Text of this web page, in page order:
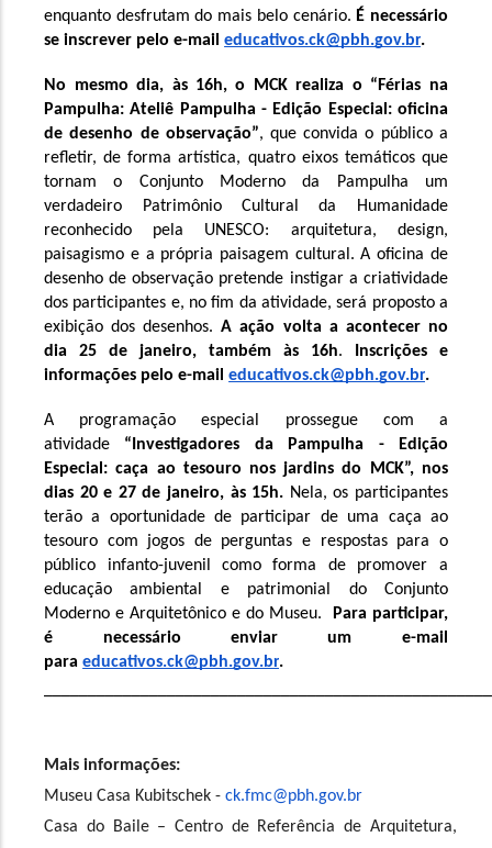
enquanto desfrutam do mais belo cenário. É necessário
se inscrever pelo e-mail educativos.ck@pbh.gov.br.
No mesmo dia, às 16h, o MCK realiza o “Férias na
Pampulha: Ateliê Pampulha - Edição Especial: oficina
de desenho de observação”, que convida o público a
refletir, de forma artística, quatro eixos temáticos que
tornam o Conjunto Moderno da Pampulha um
verdadeiro Patrimônio Cultural da Humanidade
reconhecido pela UNESCO: arquitetura, design,
paisagismo e a própria paisagem cultural. A oficina de
desenho de observação pretende instigar a criatividade
dos participantes e, no fim da atividade, será proposto a
exibição dos desenhos. A ação volta a acontecer no
dia 25 de janeiro, também às 16h. Inscrições e
informações pelo e-mail educativos.ck@pbh.gov.br.
A programação especial prossegue com a
atividade “Investigadores da Pampulha - Edição
Especial: caça ao tesouro nos jardins do MCK”, nos
dias 20 e 27 de janeiro, às 15h. Nela, os participantes
terão a oportunidade de participar de uma caça ao
tesouro com jogos de perguntas e respostas para o
público infanto-juvenil como forma de promover a
educação ambiental e patrimonial do Conjunto
Moderno e Arquitetônico e do Museu. Para participar,
é necessário enviar um e-mail
para educativos.ck@pbh.gov.br.
Mais informações:
Museu Casa Kubitschek - ck.fmc@pbh.gov.br
Casa do Baile – Centro de Referência de Arquitetura,